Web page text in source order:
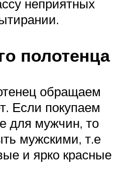
неприятных
полотенца
обращаем
Если покупаем
для мужчин, то
мужскими, т.е
и ярко красные